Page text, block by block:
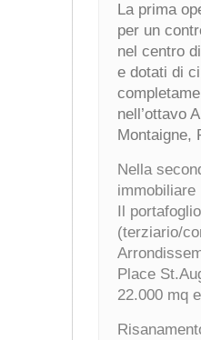
La prima
per un
nel centro
e dotati di
nell’ottavo
Montaigne,
Nella
immobiliare
Il
(terziario/
Place
22.000 mq